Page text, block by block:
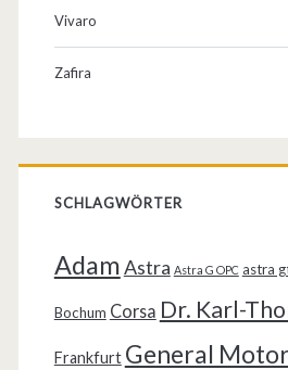
Vivaro
Zafira
SCHLAGWÖRTER
AdamAstra Astra G OPC astra
Bochum Corsa Dr. Karl-
Frankfurt General